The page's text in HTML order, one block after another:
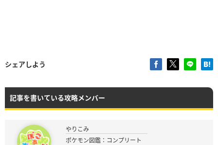
シェアしよう
記事を書いている攻略メンバー
やりこみ
ポケモン図鑑：コンプリート